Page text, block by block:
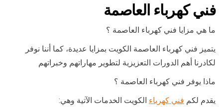
فني كهرباء العاصمة
ما هي مزايا فني كهرباء العاصمة ؟
يتميز فني كهرباء العاصمة الكويت بمزايا عديدة، كما أننا نوفر
لكادرنا أهم الدورات التعزيزية لتطوير مهاراتهم وخبراتهم
ماذا يوفر فني كهرباء العاصمة ؟
يقدم لكم فني كهرباء الكويت الخدمات الآتية وهي: